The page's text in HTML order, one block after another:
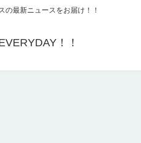
の最新ニュースをお届け！！
！！